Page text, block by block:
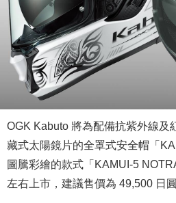
OGK Kabuto 將為配備抗紫外線及
藏式太陽鏡片的全罩式安全帽「
圖騰彩繪的款式「KAMUI-5
左右上市，建議售價為 49,500 日